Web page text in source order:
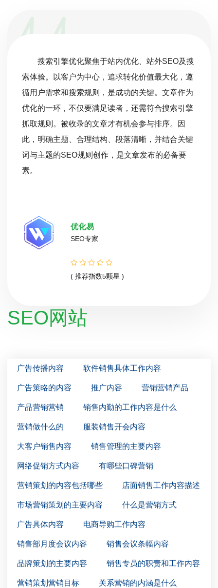
搜索引擎优化聚焦于站内优化、站外SEO及搜
索体验。以客户为中心，追求转化价值最大化，遵
循用户需求和搜索规则，是成功的关键。文章作为
优化的一环，不仅要满足读者，还需符合搜索引擎
抓取规则。被收录的文章才有机会参与排序。因
此，明确主题、合理结构、段落清晰，并结合关键
词与主题的SEO规则创作，是文章发布的必备要
素。
优化易
SEO专家
( 推荐指数5颗星 )
SEO网站
广告传播内容 软件销售具体工作内容
广告策略的内容 推广内容 营销营销产品
产品营销营销 销售内勤的工作内容是什么
营销做什么的 服装销售开会内容
大客户销售内容 销售管理的主要内容
网络促销方式内容 有哪些口碑营销
营销策划的内容包括哪些 店面销售工作内容描述
市场营销策划的主要内容 什么是营销方式
广告具体内容 电商导购工作内容
销售部月度会议内容 销售会议条幅内容
品牌策划的主要内容 销售专员的职责和工作内容
营销策划营销目标 关系营销的内涵是什么